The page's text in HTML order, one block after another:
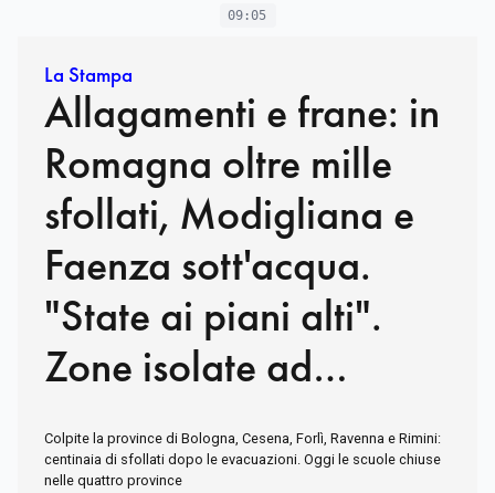
09:05
La Stampa
Allagamenti e frane: in
Romagna oltre mille
sfollati, Modigliana e
Faenza sott'acqua.
"State ai piani alti".
Zone isolate ad
Ancona
Colpite la province di Bologna, Cesena, Forlì, Ravenna e Rimini:
centinaia di sfollati dopo le evacuazioni. Oggi le scuole chiuse
nelle quattro province